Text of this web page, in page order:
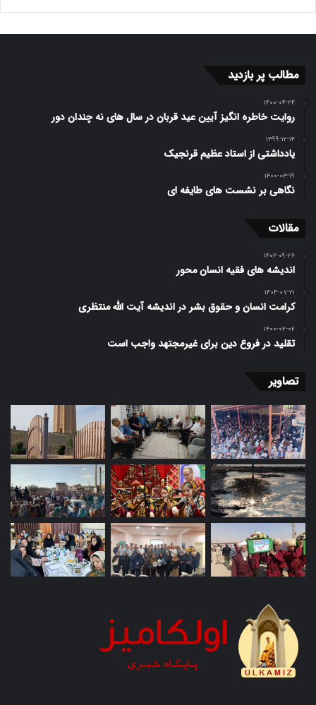
مطالب پر بازدید
۱۴۰۰-۰۴-۲۴
روایت خاطره انگیز آیین عید قربان در سال های نه چندان دور
۱۳۹۹-۱۲-۱۴
یادداشتی از استاد عظیم قرنجیک
۱۴۰۰-۰۳-۱۹
نگاهی بر نشست های طایفه ای
مقالات
۱۴۰۲-۰۹-۲۶
اندیشه های فقیه انسان محور
۱۴۰۴-۰۷-۲۱
کرامت انسان و حقوق بشر در اندیشه آیت الله منتظری
۱۴۰۰-۰۲-۰۲
تقلید در فروع دین برای غیرمجتهد واجب است
تصاویر